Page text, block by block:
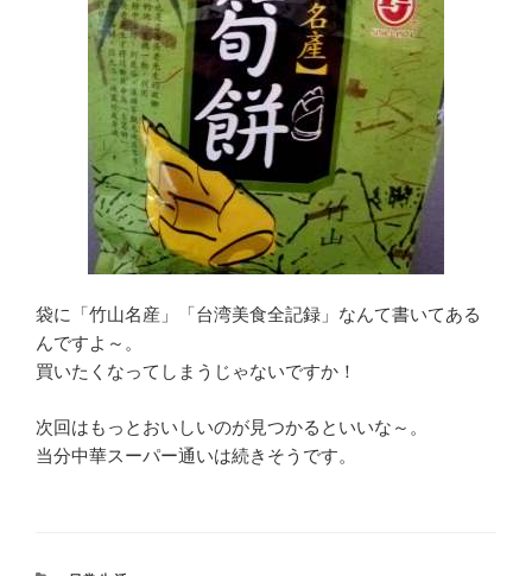
袋に「竹山名産」「台湾美食全記録」なんて書いてある
んですよ～。
買いたくなってしまうじゃないですか！
次回はもっとおいしいのが見つかるといいな～。
当分中華スーパー通いは続きそうです。